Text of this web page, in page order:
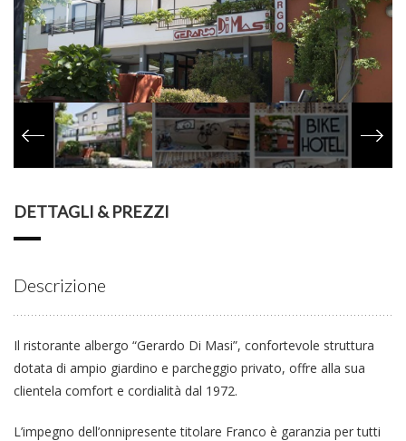
DETTAGLI & PREZZI
Descrizione
Il ristorante albergo “Gerardo Di Masi”, confortevole struttura
dotata di ampio giardino e parcheggio privato, offre alla sua
clientela comfort e cordialità dal 1972.
L’impegno dell’onnipresente titolare Franco è garanzia per tutti